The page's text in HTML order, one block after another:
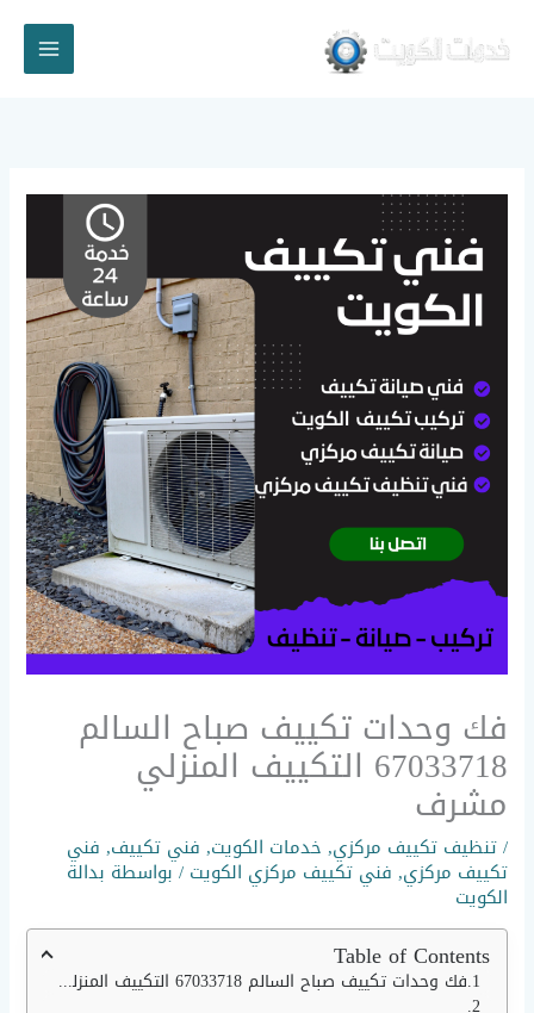
المحتوى
فك وحدات تكييف صباح السالم
67033718 التكييف المنزلي
مشرف
/تنظيف تكييف مركزي, خدمات الكويت, فني تكييف, فني
تكييف مركزي, فني تكييف مركزي الكويت / بواسطة بدالة
الكويت
Table of Contents
فك وحدات تكييف صباح السالم 67033718 التكييف المنزلي مشرف